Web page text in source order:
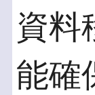
資料
能確